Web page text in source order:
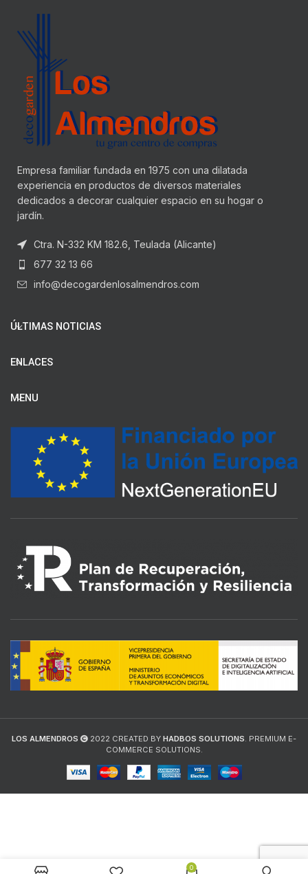
Empresa familiar fundada en 1975 con una dilatada
experiencia en productos de diversos materiales
dedicados a decorar cualquier espacio en su hogar o
jardín.
Ctra. N-332 KM 182.6, Teulada (Alicante)
677 32 13 66
info@decogardenlosalmendros.com
ÚLTIMAS NOTICIAS
ENLACES
MENU
LOS ALMENDROS 2022 CREATED BY HADBOS SOLUTIONS. PREMIUM E-
COMMERCE SOLUTIONS.
0